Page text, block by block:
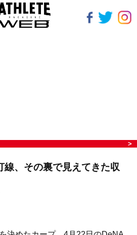
線、その裏で見えてきた収